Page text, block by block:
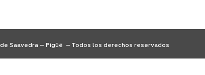
Saavedra – Pigüé – Todos los derechos reservados